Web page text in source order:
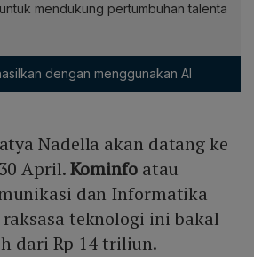
mendukung pertumbuhan talenta
dengan menggunakan AI
Nadella akan datang ke
April.Kominfoatau
dan Informatika
teknologi ini bakal
dari Rp 14 triliun.